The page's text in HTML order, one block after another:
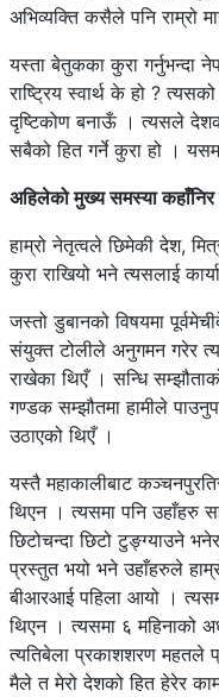
अभिव्यक्ति कसैले पनि राम्रो
यस्ता बेतुकका कुरा गर्नुभन्दा
राष्ट्रिय स्वार्थ के हो ?
दृष्टिकोण बनाऊँ । त्यसले
सबैको हित गर्ने कुरा हो ।
अहिलेको मुख्य समस्या
हाम्रो नेतृत्वले छिमेकी देश,
कुरा राखियो भने त्यसलाई
जस्तो डुबानको विषयमा
संयुक्त टोलीले अनुगमन गरेर
राखेका थिएँ । सन्धि
गण्डक सम्झौतमा हामीले
उठाएको थिएँ ।
यस्तै महाकालीबाट
थिएन । त्यसमा पनि उहाँहरु
छिटोचन्दा छिटो टुङ्ग्याउने
प्रस्तुत भयो भने उहाँहरुले
बीआरआई पहिला आयो ।
थिएन । त्यसमा ६ महिनाको
त्यतिबेला प्रकाशशरण महतले
मैले त मेरो देशको हित हेरेर काम